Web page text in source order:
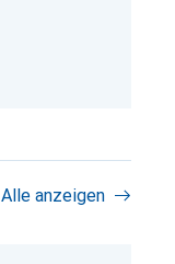
Alle anzeigen